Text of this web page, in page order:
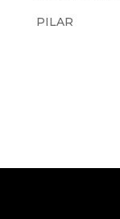
PILAR